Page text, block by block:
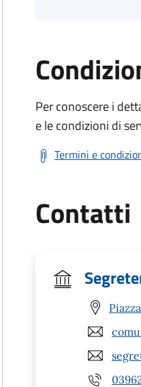
Per conoscere i
e le condizioni di
Termini e
Contatti